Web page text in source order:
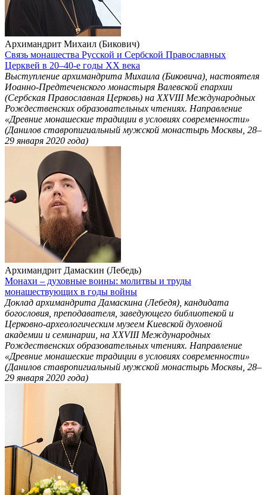
Архимандрит Михаил (Бикович)
Связь монашества Русской и Сербской Православных
Церквей в 20–40-е годы ХХ века
Выступление архимандрита Михаила (Биковича), настоятеля
Иоанно-Предтеченского монастыря Валевской епархии
(Сербская Православная Церковь) на ХХVIII Международных
Рождественских образовательных чтениях. Направление
«Древние монашеские традиции в условиях современности»
(Данилов ставропигиальный мужской монастырь Москвы, 28–
29 января 2020 года)
Архимандрит Дамаскин (Лебедь)
Монахи – духовные воины: молитвы и труды
монашествующих в годы войны
Доклад архимандрита Дамаскина (Лебедя), кандидата
богословия, преподавателя, заведующего библиотекой и
Церковно-археологическим музеем Киевской духовной
академии и семинарии, на ХХVIII Международных
Рождественских образовательных чтениях. Направление
«Древние монашеские традиции в условиях современности»
(Данилов ставропигиальный мужской монастырь Москвы, 28–
29 января 2020 года)